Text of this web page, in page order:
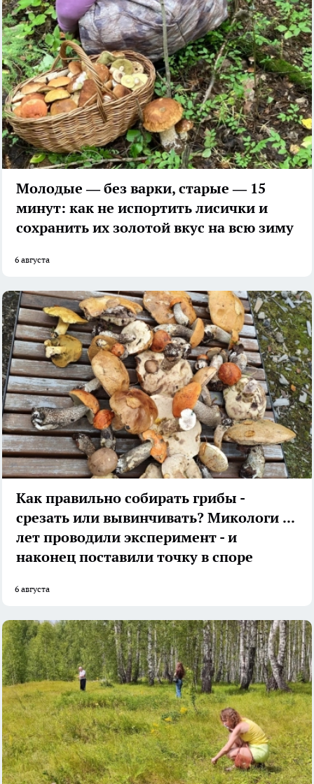
Молодые — без варки, старые — 15
минут: как не испортить лисички и
сохранить их золотой вкус на всю зиму
6 августа
Как правильно собирать грибы -
срезать или вывинчивать? Микологи 27
лет проводили эксперимент - и
наконец поставили точку в споре
6 августа